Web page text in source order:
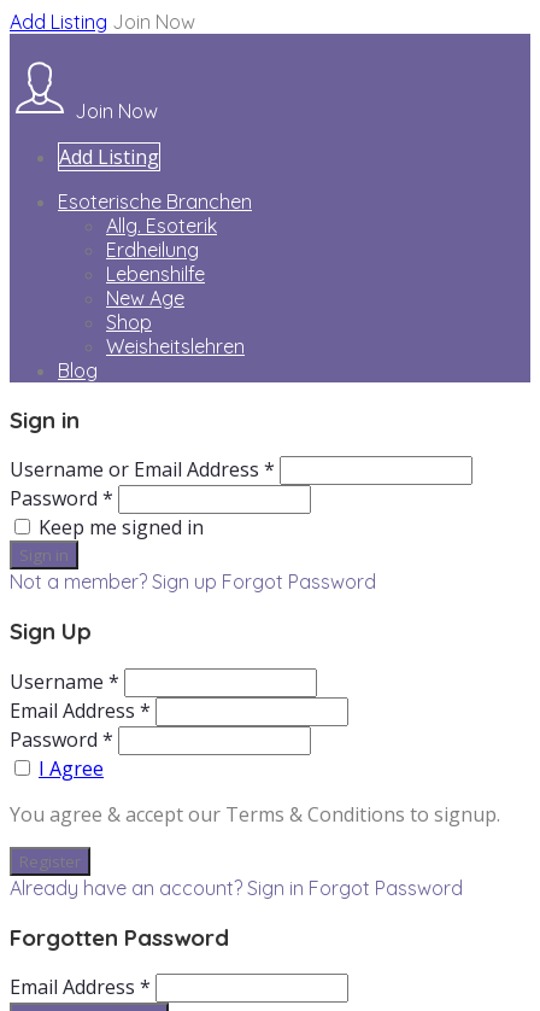
Add Listing Join Now
Join Now
Add Listing
Esoterische Branchen
Allg. Esoterik
Erdheilung
Lebenshilfe
New Age
Shop
Weisheitslehren
Blog
Sign in
Username or Email Address *
Password *
Keep me signed in
Not a member? Sign up Forgot Password
Sign Up
Username *
Email Address *
Password *
I Agree
You agree & accept our Terms & Conditions to signup.
Already have an account? Sign in Forgot Password
Forgotten Password
Email Address *